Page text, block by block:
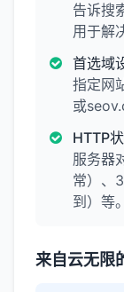
告诉搜
用于解
首选域
指定网
或
HTTP
服务器
常）、
到）等。
来自云无限